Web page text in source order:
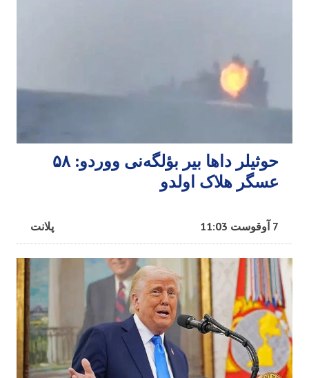
حوثیلر داها بیر بؤلگه‌نی ووردو: ۵۸
عسگر هلاک اولدو
پلانت 7 آوقوست 11:03